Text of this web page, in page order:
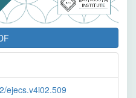
ejecs.v4i02.509